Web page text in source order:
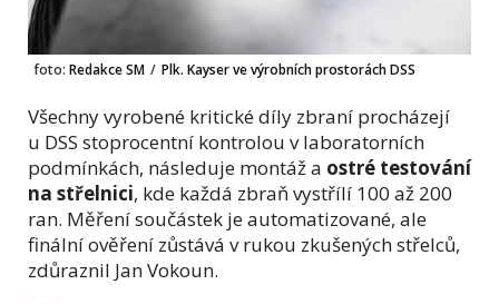
foto: Redakce SM / Plk. Kayser ve výrobních prostorách DSS
Všechny vyrobené kritické díly zbraní procházejí
u DSS stoprocentní kontrolou v laboratorních
podmínkách, následuje montáž a ostré testování
na střelnici, kde každá zbraň vystřílí 100 až 200
ran. Měření součástek je automatizované, ale
finální ověření zůstává v rukou zkušených střelců,
zdůraznil Jan Vokoun.